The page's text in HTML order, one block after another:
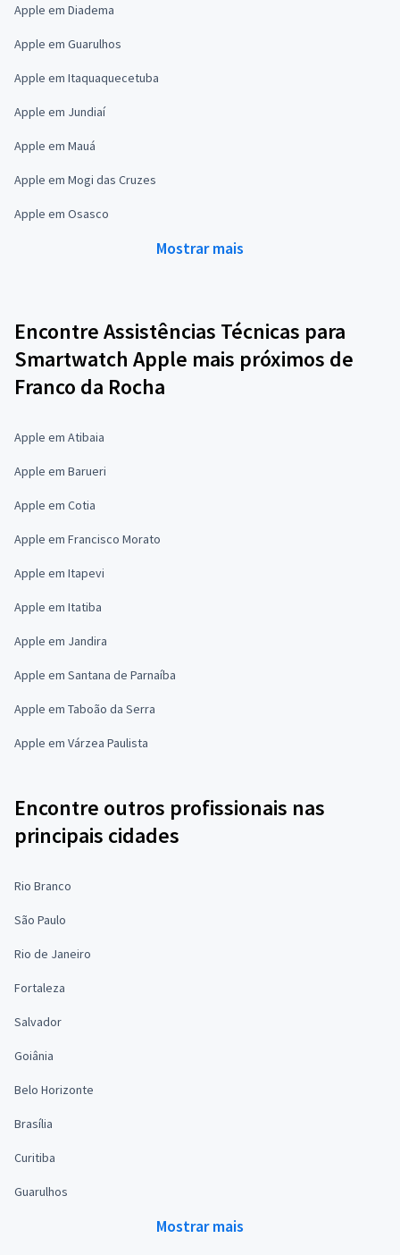
Apple em Diadema
Apple em Guarulhos
Apple em Itaquaquecetuba
Apple em Jundiaí
Apple em Mauá
Apple em Mogi das Cruzes
Apple em Osasco
Mostrar mais
Encontre Assistências Técnicas para
Smartwatch Apple mais próximos de
Franco da Rocha
Apple em Atibaia
Apple em Barueri
Apple em Cotia
Apple em Francisco Morato
Apple em Itapevi
Apple em Itatiba
Apple em Jandira
Apple em Santana de Parnaíba
Apple em Taboão da Serra
Apple em Várzea Paulista
Encontre outros profissionais nas
principais cidades
Rio Branco
São Paulo
Rio de Janeiro
Fortaleza
Salvador
Goiânia
Belo Horizonte
Brasília
Curitiba
Guarulhos
Mostrar mais